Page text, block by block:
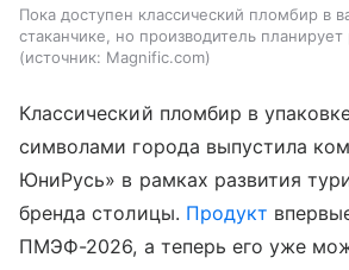
Пока доступен классический пломбир в
стаканчике, но производитель
источник: Magnific.com
Классический пломбир в
символами города выпустила
ЮниРусь» в рамках развития
бренда столицы. Продукт
ПМЭФ-2026, а теперь его уже